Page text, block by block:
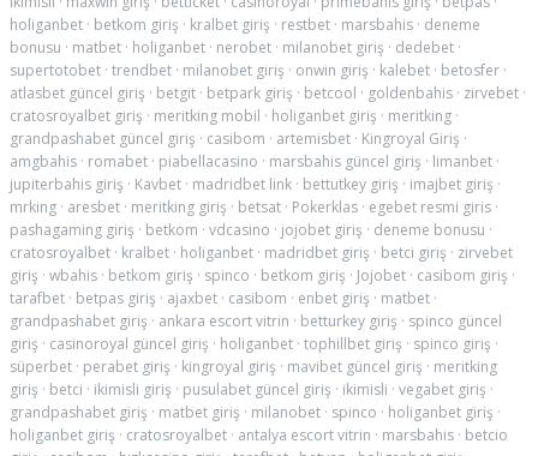
holiganbet · betkom giriş · kralbet giriş · restbet · marsbahis · deneme
bonusu · matbet · holiganbet · nerobet · milanobet giriş · dedebet ·
supertotobet · trendbet · milanobet giriş · onwin giriş · kalebet · betosfer ·
atlasbet güncel giriş · betgit · betpark giriş · betcool · goldenbahis · zirvebet ·
cratosroyalbet giriş · meritking mobil · holiganbet giriş · meritking ·
grandpashabet güncel giriş · casibom · artemisbet · Kingroyal Giriş ·
amgbahis · romabet · piabellacasino · marsbahis güncel giriş · limanbet ·
jupiterbahis giriş · Kavbet · madridbet link · bettutkey giriş · imajbet giriş ·
mrking · aresbet · meritking giriş · betsat · Pokerklas · egebet resmi giris ·
pashagaming giriş · betkom · vdcasino · jojobet giriş · deneme bonusu ·
cratosroyalbet · kralbet · holiganbet · madridbet giriş · betci giriş · zirvebet
giriş · wbahis · betkom giriş · spinco · betkom giriş · Jojobet · casibom giriş ·
tarafbet · betpas giriş · ajaxbet · casibom · enbet giriş · matbet ·
grandpashabet giriş · ankara escort vitrin · betturkey giriş · spinco güncel
giriş · casinoroyal güncel giriş · holiganbet · tophillbet giriş · spinco giriş ·
süperbet · perabet giriş · kingroyal giriş · mavibet güncel giriş · meritking
giriş · betci · ikimisli giriş · pusulabet güncel giriş · ikimisli · vegabet giriş ·
grandpashabet giriş · matbet giriş · milanobet · spinco · holiganbet giriş ·
holiganbet giriş · cratosroyalbet · antalya escort vitrin · marsbahis · betcio